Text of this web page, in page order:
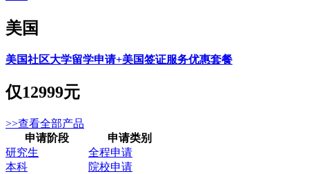
美国
美国社区大学留学申请+美国签证服务优惠套餐
仅12999元
>>查看全部产品
申请阶段
申请类别
研究生
全程申请
本科
院校申请